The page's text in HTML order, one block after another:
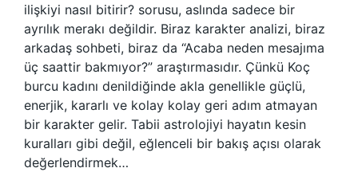
ilişkiyi nasıl bitirir? sorusu, aslında sadece bir
ayrılık merakı değildir. Biraz karakter analizi, biraz
arkadaş sohbeti, biraz da “Acaba neden mesajıma
üç saattir bakmıyor?” araştırmasıdır. Çünkü Koç
burcu kadını denildiğinde akla genellikle güçlü,
enerjik, kararlı ve kolay kolay geri adım atmayan
bir karakter gelir. Tabii astrolojiyi hayatın kesin
kuralları gibi değil, eğlenceli bir bakış açısı olarak
değerlendirmek…